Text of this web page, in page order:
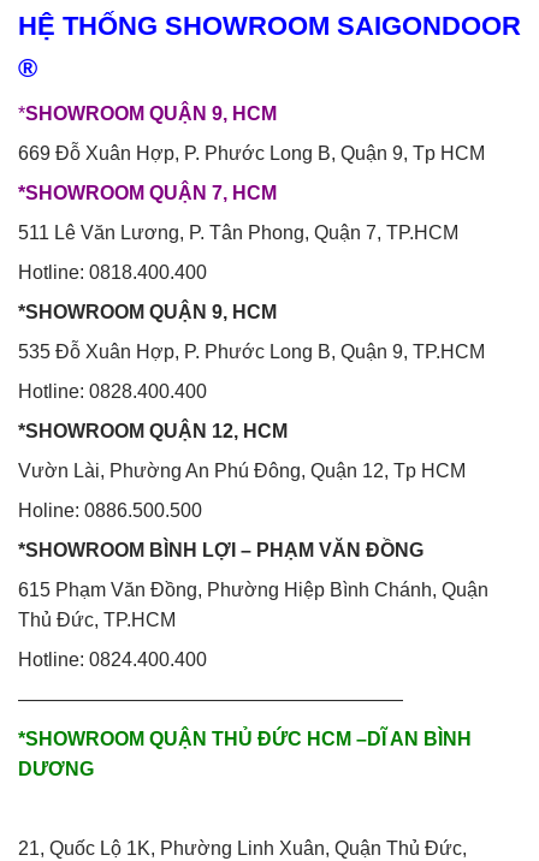
HỆ THỐNG SHOWROOM SAIGONDOOR
®
*SHOWROOM QUẬN 9, HCM
669 Đỗ Xuân Hợp, P. Phước Long B, Quận 9, Tp HCM
*SHOWROOM QUẬN 7, HCM
511 Lê Văn Lương, P. Tân Phong, Quận 7, TP.HCM
Hotline: 0818.400.400
*SHOWROOM QUẬN 9, HCM
535 Đỗ Xuân Hợp, P. Phước Long B, Quận 9, TP.HCM
Hotline: 0828.400.400
*SHOWROOM QUẬN 12, HCM
Vườn Lài, Phường An Phú Đông, Quận 12, Tp HCM
Holine: 0886.500.500
*SHOWROOM BÌNH LỢI – PHẠM VĂN ĐỒNG
615 Phạm Văn Đồng, Phường Hiệp Bình Chánh, Quận
Thủ Đức, TP.HCM
Hotline: 0824.400.400
————————————————————
*SHOWROOM QUẬN THỦ ĐỨC HCM –DĨ AN BÌNH
DƯƠNG
21, Quốc Lộ 1K, Phường Linh Xuân, Quận Thủ Đức,